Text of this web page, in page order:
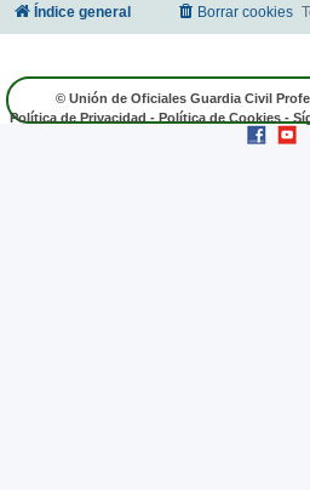
Índice general Borrar cookies
© Unión de Oficiales Guardia Civil
Política de Privacidad-Política de Cookies-